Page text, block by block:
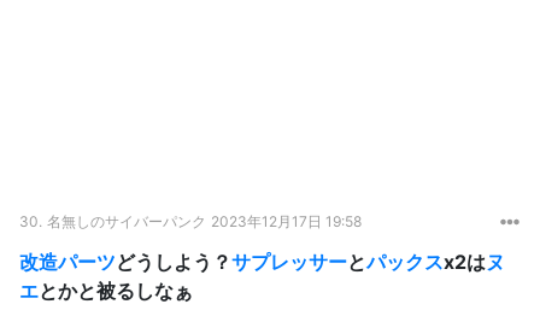
30. 名無しのサイバーパンク 2023年12月17日 19:58
改造パーツどうしよう？サプレッサーとパックスx2は ヌ
エとかと被るしなぁ